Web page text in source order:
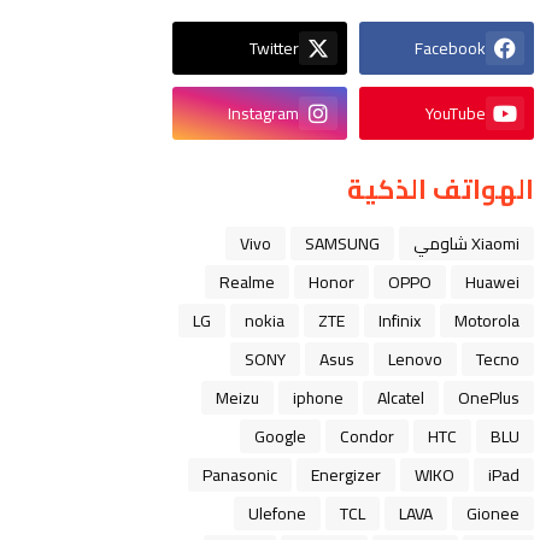
Facebook
Twitter
YouTube
Instagram
الهواتف الذكية
Xiaomi شاومي SAMSUNG
Vivo
Huawei
OPPO
Honor
Realme
Motorola
Infinix
ZTE
nokia
LG
Tecno
Lenovo
Asus
SONY
OnePlus
Alcatel
iphone
Meizu
BLU
HTC
Condor
Google
iPad
WIKO
Energizer
Panasonic
Gionee
LAVA
TCL
Ulefone